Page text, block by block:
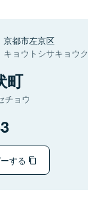
京都市左京区
キョウトシサキョウク
町
チョウ
する